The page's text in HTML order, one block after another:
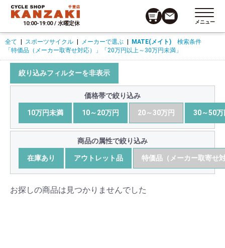
10:00-19:00 / 水曜定休 メニュー
全て スポーツサイクル メーカーで選ぶ MATE(メイト) 検索条件
「特価品（メーカー取寄せ対応）」
「20万円以上～30万円未満」
絞り込みフィルターを非表示
価格帯で絞り込み
10万円未満 10～20万円 20～30万円 30～50万
商品の属性で絞り込み
在庫あり アウトレット品 特価品（メーカー取寄せ
お探しの商品は見つかりませんでした